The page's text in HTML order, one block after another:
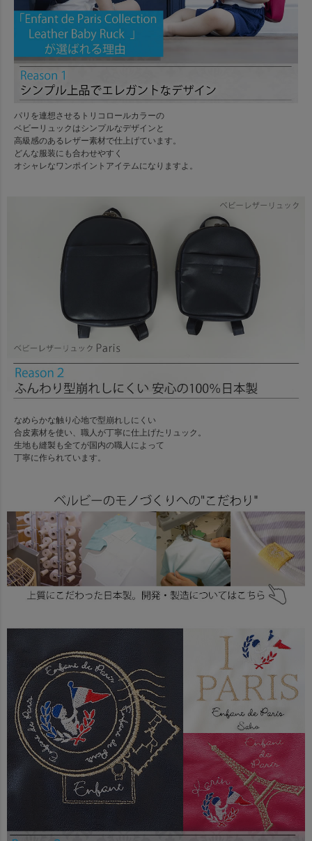
パリを連想させるトリコロールカラーの
ベビーリュックはシンプルなデザインと
高級感のあるレザー素材で仕上げています。
どんな服装にも合わせやすく
オシャレなワンポイントアイテムになりますよ。
なめらかな触り心地で型崩れしにくい
合皮素材を使い、職人が丁寧に仕上げたリュック。
生地も縫製も全てが国内の職人によって
丁寧に作られています。